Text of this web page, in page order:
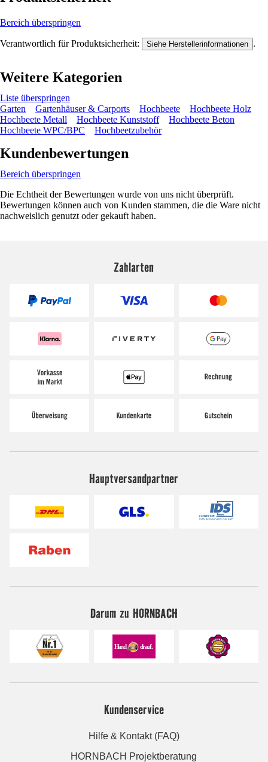
Bereich überspringen
Verantwortlich für Produktsicherheit: Siehe Herstellerinformationen .
Weitere Kategorien
Liste überspringen
Garten
Gartenhäuser & Carports Hochbeete
Hochbeete Holz
Hochbeete Metall
Hochbeete Kunststoff
Hochbeete Beton
Hochbeete WPC/BPC
Hochbeetzubehör
Kundenbewertungen
Bereich überspringen
Die Echtheit der Bewertungen wurde von uns nicht überprüft.
Bewertungen können auch von Kunden stammen, die die Ware nicht
nachweislich genutzt oder gekauft haben.
Zahlarten
Hauptversandpartner
Darum zu HORNBACH
Kundenservice
Hilfe & Kontakt (FAQ)
HORNBACH Projektberatung